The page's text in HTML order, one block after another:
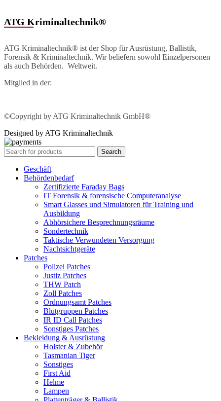
ATG Kriminaltechnik®
ATG Kriminaltechnik® ist der Shop für Ausrüstung, Ballistik,
Forensik & Kriminaltechnik. Wir beliefern sowohl Einzelpersonen
als auch Behörden. Weltweit.
Mitglied in der:
©Copyright by ATG Kriminaltechnik GmbH®
Designed by ATG Kriminaltechnik
Search
Geschäft
Behördenbedarf
Zertifizierte Faraday Bags
IT Forensik & forensische Computeranalyse
Smart Glasses und Simulatoren für Training und
Ausbildung
Abhörsichere Besprechnungsräume
Sondertechnik
Taktische Verwundeten Versorgung
Nachtsichtgeräte
Patches
Polizei Patches
Justiz Patches
THW Patch
Zoll Patches
Ordnungsamt Patches
Blutgruppen Patches
IR ID Call Patches
Sonstiges Patches
Bekleidung & Ausrüstung
Holster & Zubehör
Tasmanian Tiger
Sonstiges
First Aid
Helme
Lampen